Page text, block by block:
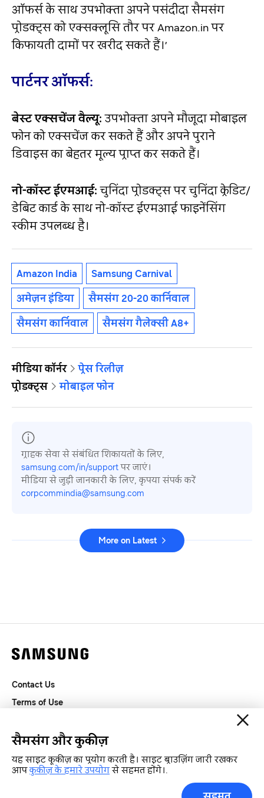
ऑफर्स के साथ उपभोक्‍ता अपने पसंदीदा सैमसंग
प्रोडक्ट्स को एक्‍सक्‍लूसि तौर पर Amazon.in पर
किफायती दामों पर खरीद सकते हैं।’
पार्टनर ऑफर्स:
बेस्‍ट एक्‍सचेंज वैल्‍यू: उपभोक्‍ता अपने मौजूदा मोबाइल
फोन को एक्‍सचेंज कर सकते हैं और अपने पुराने
डिवाइस का बेहतर मूल्‍य प्राप्‍त कर सकते हैं।
नो-कॉस्‍ट ईएमआई: चुनिंदा प्रोडक्ट्स पर चुनिंदा क्रेडिट/
डेबिट कार्ड के साथ नो-कॉस्‍ट ईएमआई फाइनेंसिंग
स्‍कीम उपलब्‍ध है।
Amazon India
Samsung Carnival
अमेज़न इंडिया
सैमसंग 20-20 कार्निवाल
सैमसंग कार्निवाल
सैमसंग गैलेक्सी A8+
मीडिया कॉर्नर
प्रेस रिलीज़
प्रोडक्ट्स
मोबाइल फोन
ग्राहक सेवा से संबंधित शिकायतों के लिए,
samsung.com/in/supportपर जाएं।
मीडिया से जुड़ी जानकारी के लिए, कृपया संपर्क करें
corpcommindia@samsung.com
More on Latest
Contact Us
Terms of Use
SAMSUNG.COM
Copyright© SAMSUNG All Rights Reserved.
सैमसंग और कुकीज़
यह साइट कूकीज़ का प्रयोग करती है। साइट ब्राउज़िंग जारी रखकर
आपकुकीज़ के हमारे उपयोगसे सहमत होंगे।.